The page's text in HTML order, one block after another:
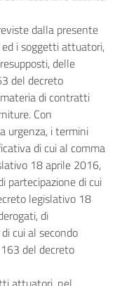
dalla presente
i soggetti attuatori,
delle
del decreto
di contratti
Con
urgenza, i termini
di cui al comma
18 aprile 2016,
partecipazione di cui
legislativo 18
di
cui al secondo
del decreto